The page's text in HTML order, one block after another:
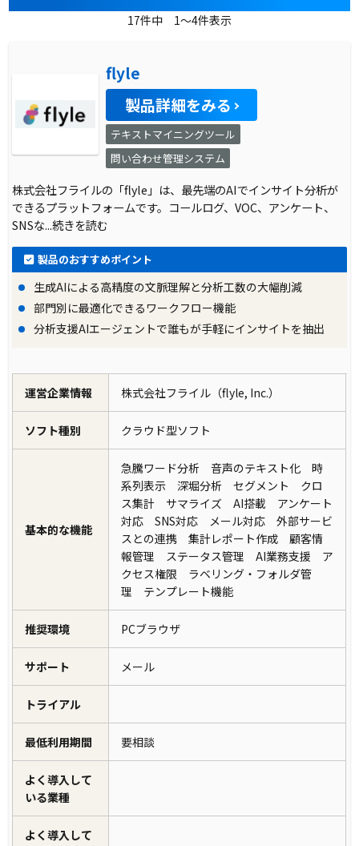
17件中 1～4件表示
flyle
製品詳細をみる
テキストマイニングツール
問い合わせ管理システム
株式会社フライルの「flyle」は、最先端のAIでインサイト分析が
できるプラットフォームです。コールログ、VOC、アンケート、
SNSな...続きを読む
製品のおすすめポイント
生成AIによる高精度の文脈理解と分析工数の大幅削減
部門別に最適化できるワークフロー機能
分析支援AIエージェントで誰もが手軽にインサイトを抽出
運営企業情報 株式会社フライル（flyle, Inc.）
ソフト種別 クラウド型ソフト
基本的な機能
急騰ワード分析 音声のテキスト化 時
系列表示 深堀分析 セグメント クロ
ス集計 サマライズ AI搭載 アンケート
対応 SNS対応 メール対応 外部サービ
スとの連携 集計レポート作成 顧客情
報管理 ステータス管理 AI業務支援 ア
クセス権限 ラベリング・フォルダ管
理 テンプレート機能
推奨環境 PCブラウザ
サポート メール
トライアル
最低利用期間 要相談
よく導入して
いる業種
よく導入して